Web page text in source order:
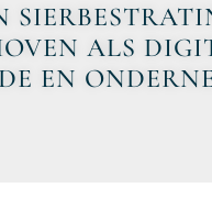
ALS
EN